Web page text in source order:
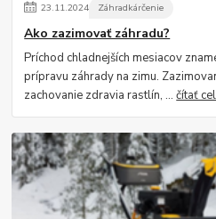
23.11.2024 Záhradkárčenie
Ako zazimovať záhradu?
Príchod chladnejších mesiacov
prípravu záhrady na zimu.
zachovanie zdravia rastlín, ...čítať